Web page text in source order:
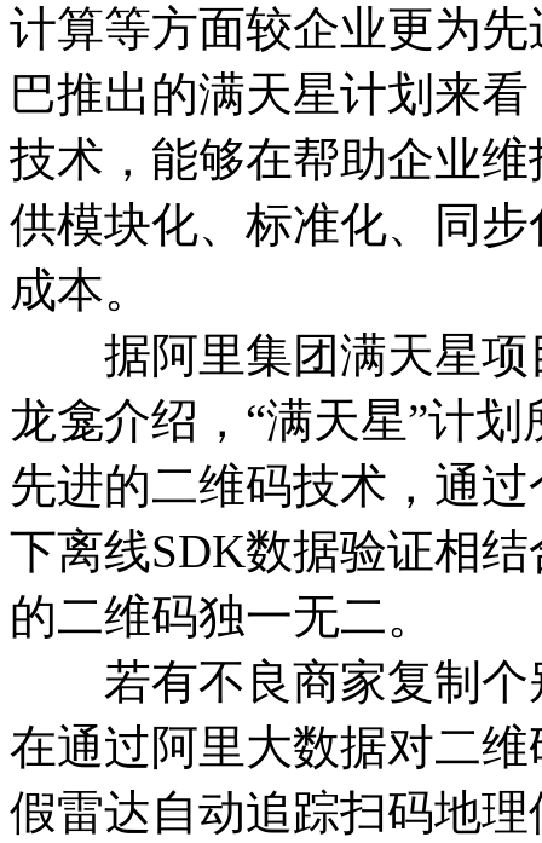
计算等方面较企业更为
巴推出的满天星计划来
技术，能够在帮助企业
供模块化、标准化、同
成本。
据阿里集团满天星项
龙龛介绍，“满天星”计
先进的二维码技术，通
下离线SDK数据验证相
的二维码独一无二。
若有不良商家复制个
在通过阿里大数据对二
假雷达自动追踪扫码地